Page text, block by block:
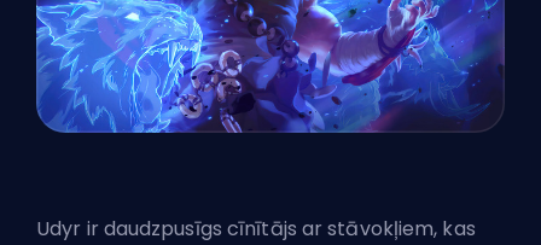
Udyr ir daudzpusīgs cīnītājs ar stāvokļiem, kas